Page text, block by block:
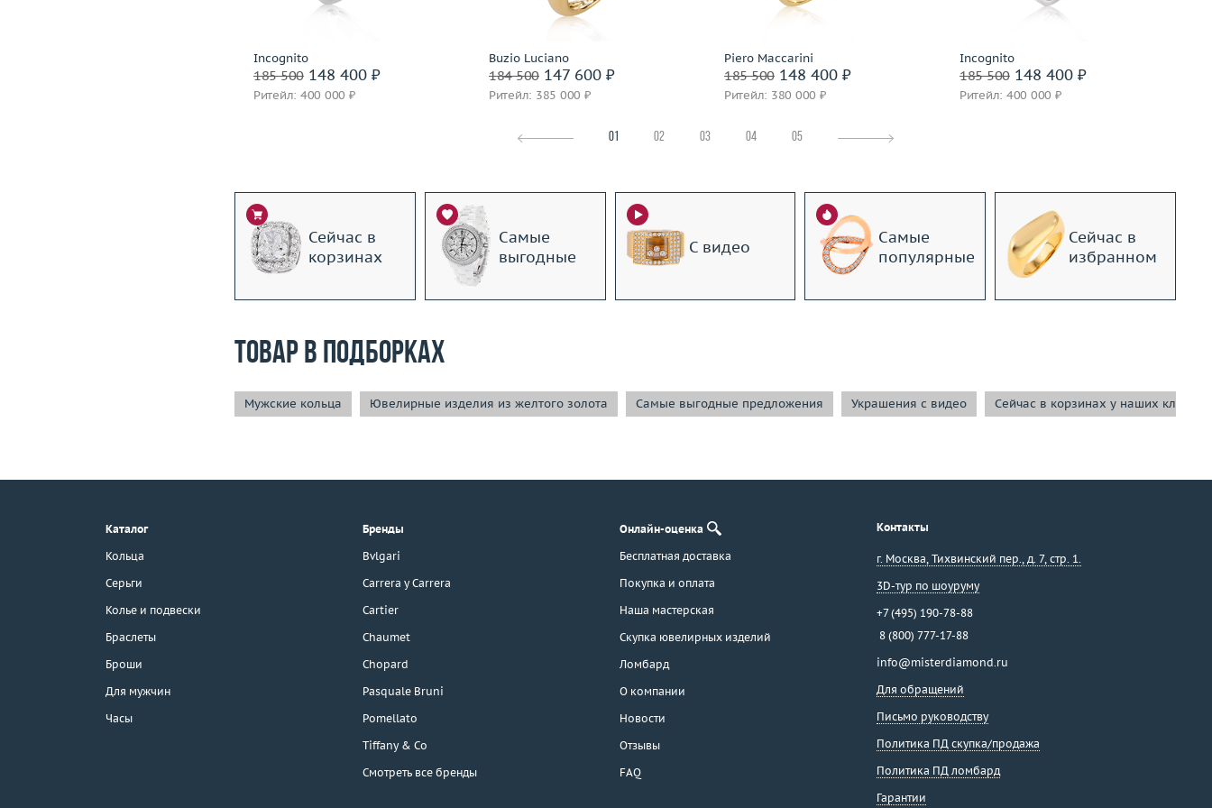
г. Москва, Тихвинский пер., д. 7,
3D-тур по шоуруму
Incognito
185 500148 400 ₽
Ритейл: 400 000 ₽
Buzio Luciano
184 500147 600 ₽
Ритейл: 385 000 ₽
Подробнее
Piero Maccarini
185 500148 400 ₽
Ритейл: 380 000 ₽
Подробнее
Incognito
185 500148 400 ₽
Ритейл: 400 000 ₽
01 02 03 04 05
Сейчас в
корзинах
Самые
выгодные
С видео
Самые
популярные
Сейчас в
избранном
Товар в подборках
Мужские кольца Ювелирные изделия из желтого золота Самые выгодные предложения Украшения с видео Сейчас в корзинах у наших
Каталог
Кольца
Серьги
Колье и подвески
Браслеты
Броши
Для мужчин
Часы
Бренды
Bvlgari
Carrera y Carrera
Cartier
Chaumet
Chopard
Pasquale Bruni
Pomellato
Tiffany & Co
Смотреть все бренды
Онлайн-оценка
Бесплатная доставка
Покупка и оплата
Наша мастерская
Скупка ювелирных изделий
Ломбард
О компании
Новости
Отзывы
FAQ
Контакты
г. Москва, Тихвинский пер., д. 7, стр. 1.
3D-тур по шоуруму
+7 (495) 190-78-88
8 (800) 777-17-88
info@misterdiamond.ru
Для обращений
Письмо руководству
Политика ПД скупка/продажа
Политика ПД ломбард
Гарантии